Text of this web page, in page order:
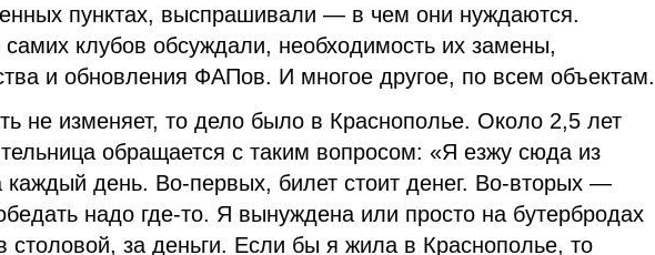
пунктах, выспрашивали — в чем они нуждаются.
самих клубов обсуждали, необходимость их замены,
и обновления ФАПов. И многое другое, по всем объектам.
не изменяет, то дело было в Краснополье. Около 2,5 лет
обращается с таким вопросом: «Я езжу сюда из
каждый день. Во-первых, билет стоит денег. Во-вторых —
надо где-то. Я вынуждена или просто на бутербродах
столовой, за деньги. Если бы я жила в Краснополье, то